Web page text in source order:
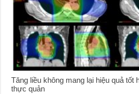
Tăng liều không mang lại hiệu quả tốt
thực quản